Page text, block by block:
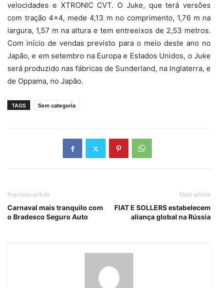
velocidades e XTRONIC CVT. O Juke, que terá versões
com tração 4×4, mede 4,13 m no comprimento, 1,76 m na
largura, 1,57 m na altura e tem entreeixos de 2,53 metros.
Com início de vendas previsto para o meio deste ano no
Japão, e em setembro na Europa e Estados Unidos, o Juke
será produzido nas fábricas de Sunderland, na Inglaterra, e
de Oppama, no Japão.
TAGS Sem categoria
Previous article
Carnaval mais tranquilo com
o Bradesco Seguro Auto
Next article
FIAT E SOLLERS estabelecem
aliança global na Rússia